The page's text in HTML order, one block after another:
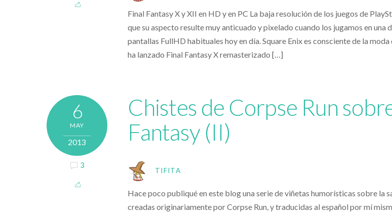
Final Fantasy X y XII en HD y en PC La baja resolución de los juegos de
que su aspecto resulte muy anticuado y pixelado cuando los jugamos en una
pantallas FullHD habituales hoy en día. Square Enix es consciente de la
ha lanzado Final Fantasy X remasterizado […]
6
MAY
2013
3
Chistes de Corpse Run
Fantasy (II)
TIFITA
Hace poco publiqué en este blog una serie de viñetas humorísticas sobre la
creadas originariamente por Corpse Run, y traducidas al español por mí